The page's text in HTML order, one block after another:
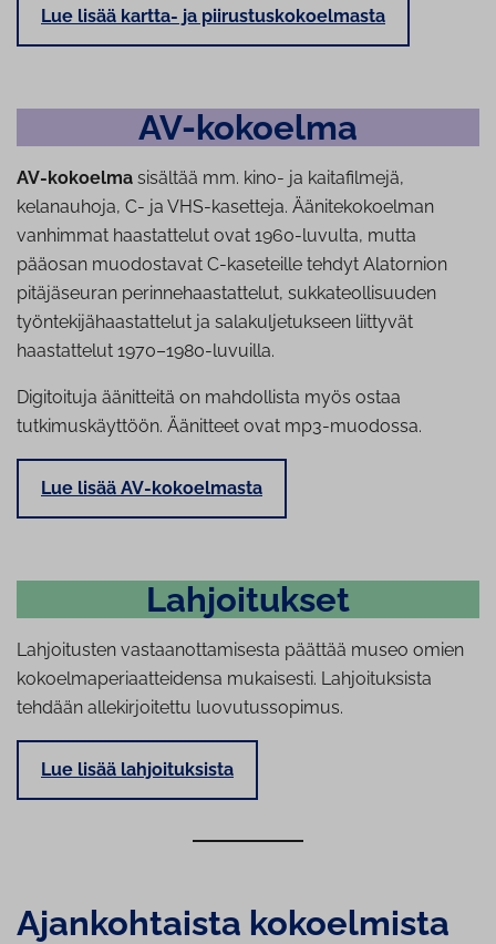
Lue lisää kartta- ja piirustuskokoelmasta
AV-kokoelma
AV-kokoelma sisältää mm. kino- ja kaitafilmejä,
kelanauhoja, C- ja VHS-kasetteja. Äänitekokoelman
vanhimmat haastattelut ovat 1960-luvulta, mutta
pääosan muodostavat C-kaseteille tehdyt Alatornion
pitäjäseuran perinnehaastattelut, sukkateollisuuden
työntekijähaastattelut ja salakuljetukseen liittyvät
haastattelut 1970–1980-luvuilla.
Digitoituja äänitteitä on mahdollista myös ostaa
tutkimuskäyttöön. Äänitteet ovat mp3-muodossa.
Lue lisää AV-kokoelmasta
Lah­joi­tuk­set
Lahjoitusten vastaanottamisesta päättää museo omien
kokoelmaperiaatteidensa mukaisesti. Lahjoituksista
tehdään allekirjoitettu luovutussopimus.
Lue lisää lahjoituksista
Ajan­koh­tais­ta kokoelmista